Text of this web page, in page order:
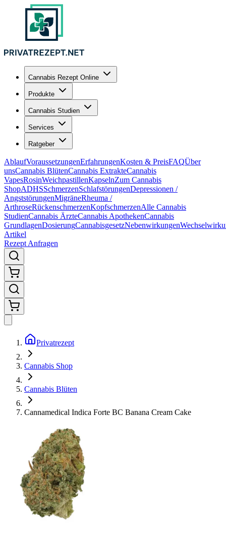
Cannabis Rezept Online
Produkte
Cannabis Studien
Services
Ratgeber
AblaufVoraussetzungenErfahrungenKosten & PreisFAQÜber
unsCannabis BlütenCannabis ExtrakteCannabis
VapesRosinWeichpastillenKapselnZum Cannabis
ShopADHSSchmerzenSchlafstörungenDepressionen /
AngststörungenMigräneRheuma /
ArthroseRückenschmerzenKopfschmerzenAlle Cannabis
StudienCannabis ÄrzteCannabis ApothekenCannabis
GrundlagenDosierungCannabisgesetzNebenwirkungen
Artikel
Rezept Anfragen
Privatrezept
Cannabis Shop
Cannabis Blüten
Cannamedical Indica Forte BC Banana Cream Cake